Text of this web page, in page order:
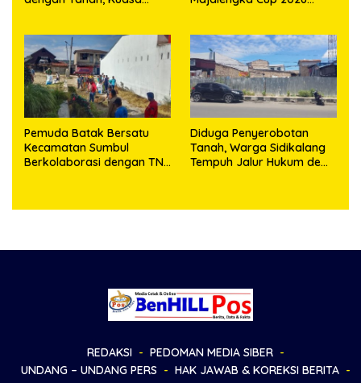
Tempuh Jalur Hukum
Pemuda Batak Bersatu
Kecamatan Sumbul
Berkolaborasi dengan TNI
Diduga Penyerobotan
Tanah, Warga Sidikalang
Tempuh Jalur Hukum demi
REDAKSI
PEDOMAN MEDIA SIBER
UNDANG – UNDANG PERS
HAK JAWAB & KOREKSI BERITA